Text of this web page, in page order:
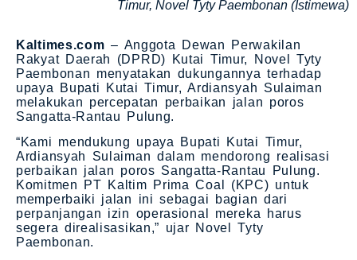
Timur, Novel Tyty Paembonan (Istimewa)
Kaltimes.com – Anggota Dewan Perwakilan
Rakyat Daerah (DPRD) Kutai Timur, Novel Tyty
Paembonan menyatakan dukungannya terhadap
upaya Bupati Kutai Timur, Ardiansyah Sulaiman
melakukan percepatan perbaikan jalan poros
Sangatta-Rantau Pulung.
“Kami mendukung upaya Bupati Kutai Timur,
Ardiansyah Sulaiman dalam mendorong realisasi
perbaikan jalan poros Sangatta-Rantau Pulung.
Komitmen PT Kaltim Prima Coal (KPC) untuk
memperbaiki jalan ini sebagai bagian dari
perpanjangan izin operasional mereka harus
segera direalisasikan,” ujar Novel Tyty
Paembonan.